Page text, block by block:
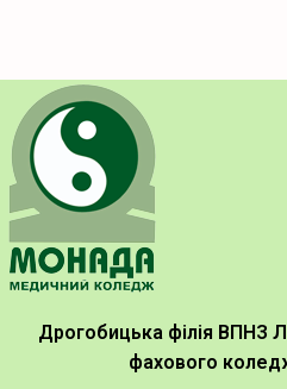
Дрогобицька філія ВПНЗ
фахового